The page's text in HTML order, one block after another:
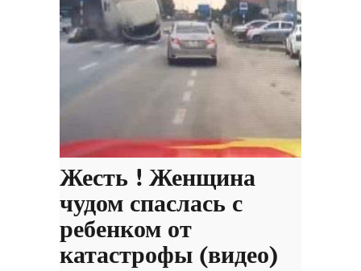
Жесть ! Женщина
чудом спаслась с
ребенком от
катастрофы (видео)